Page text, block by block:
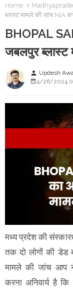
Home
ब्लास्ट मामले की जांच NIA
BHOPAL
जबलपुर ब्लास्ट
person Updesh
4/26/2024
मध्य प्रदेश की
तक दो लोगों की डेड
मामले की जांच आप
करना अनिवार्य है